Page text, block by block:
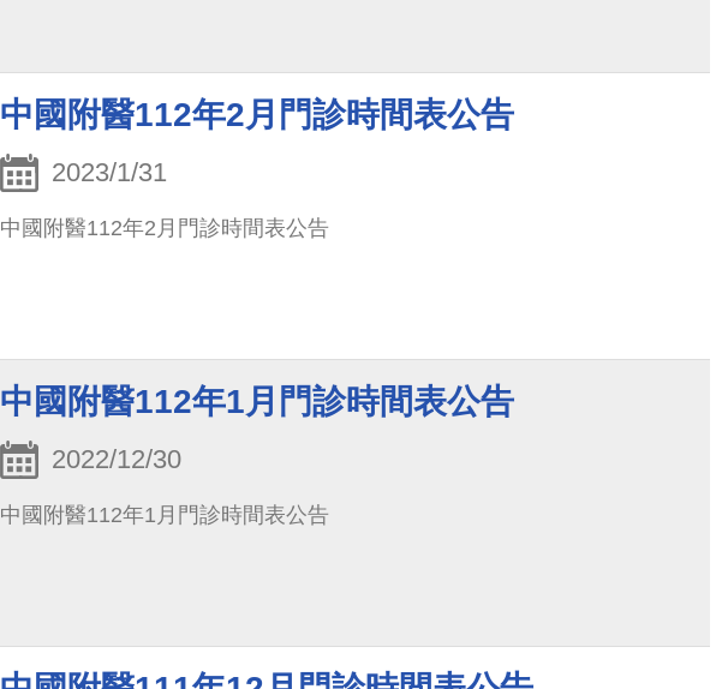
中國附醫112年2月門診時間表公告
2023/1/31
中國附醫112年2月門診時間表公告
中國附醫112年1月門診時間表公告
2022/12/30
中國附醫112年1月門診時間表公告